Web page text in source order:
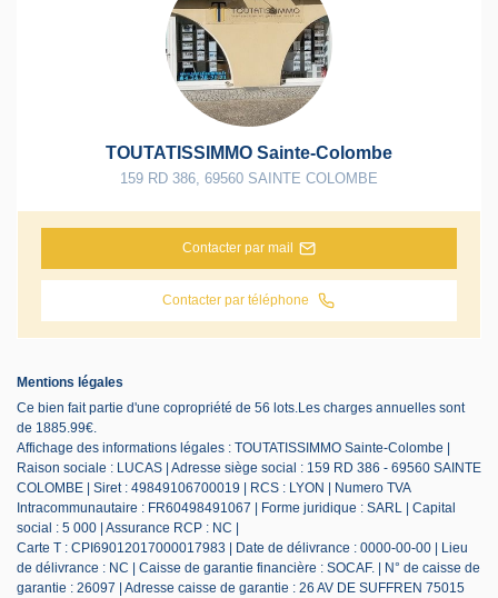
TOUTATISSIMMO Sainte-Colombe
159 RD 386 69560 SAINTE COLOMBE
Contacter par mail
Contacter par téléphone
Mentions légales
Ce bien fait partie d'une copropriété de 56 lots.Les charges annuelles sont
de 1885.99€.
Affichage des informations légales : TOUTATISSIMMO Sainte-Colombe |
Raison sociale : LUCAS | Adresse siège social : 159 RD 386 - 69560 SAINTE
COLOMBE | Siret : 49849106700019 | RCS : LYON | Numero TVA
Intracommunautaire : FR60498491067 | Forme juridique : SARL | Capital
social : 5 000 | Assurance RCP : NC |
Carte T : CPI69012017000017983 | Date de délivrance : 0000-00-00 | Lieu
de délivrance : NC | Caisse de garantie financière : SOCAF. | N° de caisse de
garantie : 26097 | Adresse caisse de garantie : 26 AV DE SUFFREN 75015